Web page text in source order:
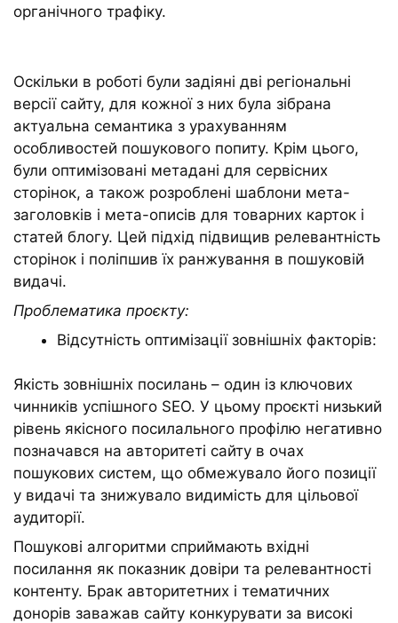
органічного трафіку.
Оскільки в роботі були задіяні дві регіональні
версії сайту, для кожної з них була зібрана
актуальна семантика з урахуванням
особливостей пошукового попиту. Крім цього,
були оптимізовані метадані для сервісних
сторінок, а також розроблені шаблони мета-
заголовків і мета-описів для товарних карток і
статей блогу. Цей підхід підвищив релевантність
сторінок і поліпшив їх ранжування в пошуковій
видачі.
Проблематика проєкту:
Відсутність оптимізації зовнішніх факторів:
Якість зовнішніх посилань – один із ключових
чинників успішного SEO. У цьому проєкті низький
рівень якісного посилального профілю негативно
позначався на авторитеті сайту в очах
пошукових систем, що обмежувало його позиції
у видачі та знижувало видимість для цільової
аудиторії.
Пошукові алгоритми сприймають вхідні
посилання як показник довіри та релевантності
контенту. Брак авторитетних і тематичних
донорів заважав сайту конкурувати за високі